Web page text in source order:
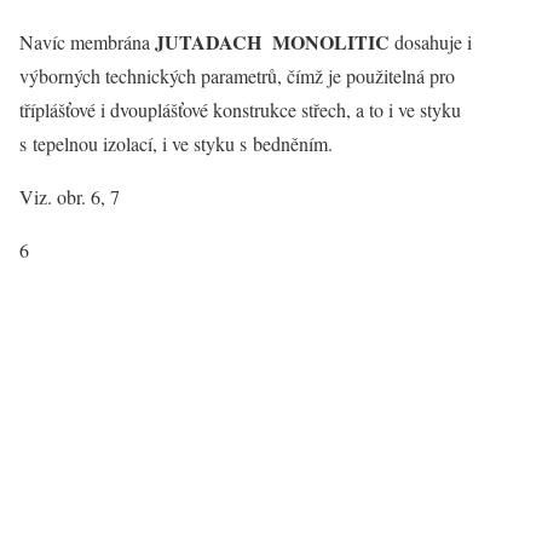
Navíc membrána JUTADACH MONOLITIC dosahuje i
výborných technických parametrů, čímž je použitelná pro
tříplášťové i dvouplášťové konstrukce střech, a to i ve styku
s tepelnou izolací, i ve styku s bedněním.
Viz. obr. 6, 7
6